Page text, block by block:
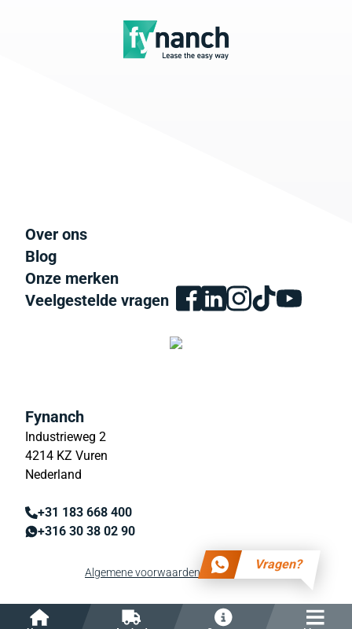
Vragen?
Over ons
Blog
Onze merken
Veelgestelde vragen
Fynanch
Industrieweg 2
4214 KZ Vuren
Nederland
+31 183 668 400
+316 30 38 02 90
Algemene voorwaardenPrivacy beleid